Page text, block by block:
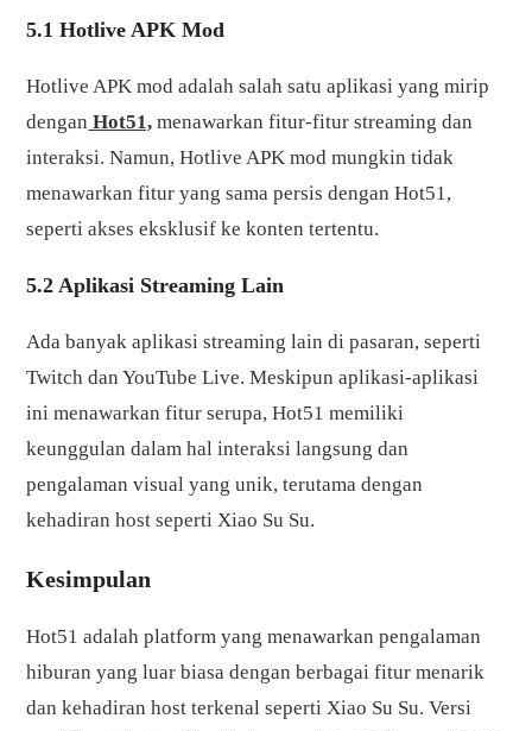
5.1 Hotlive APK Mod
Hotlive APK mod adalah salah satu aplikasi yang mirip
dengan Hot51, menawarkan fitur-fitur streaming dan
interaksi. Namun, Hotlive APK mod mungkin tidak
menawarkan fitur yang sama persis dengan Hot51,
seperti akses eksklusif ke konten tertentu.
5.2 Aplikasi Streaming Lain
Ada banyak aplikasi streaming lain di pasaran, seperti
Twitch dan YouTube Live. Meskipun aplikasi-aplikasi
ini menawarkan fitur serupa, Hot51 memiliki
keunggulan dalam hal interaksi langsung dan
pengalaman visual yang unik, terutama dengan
kehadiran host seperti Xiao Su Su.
Kesimpulan
Hot51 adalah platform yang menawarkan pengalaman
hiburan yang luar biasa dengan berbagai fitur menarik
dan kehadiran host terkenal seperti Xiao Su Su. Versi